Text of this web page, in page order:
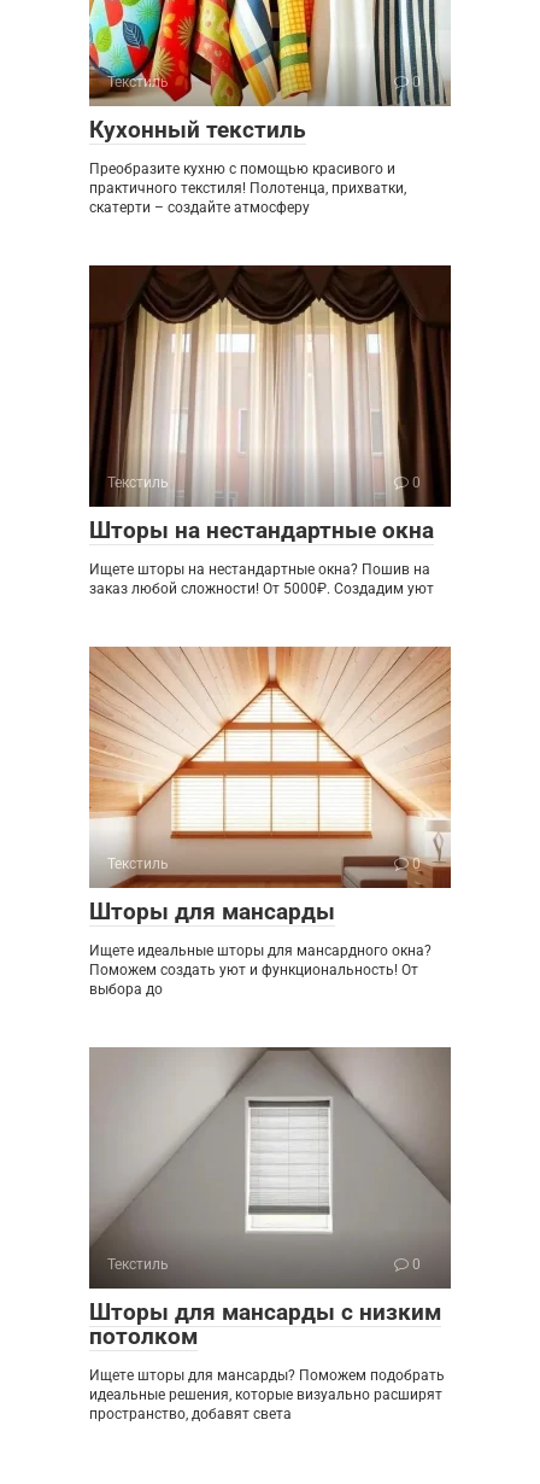
Текстиль 0
Кухонный текстиль
Преобразите кухню с помощью красивого и
практичного текстиля! Полотенца, прихватки,
скатерти – создайте атмосферу
Текстиль 0
Шторы на нестандартные окна
Ищете шторы на нестандартные окна? Пошив на
заказ любой сложности! От 5000₽. Создадим уют
Текстиль 0
Шторы для мансарды
Ищете идеальные шторы для мансардного окна?
Поможем создать уют и функциональность! От
выбора до
Текстиль 0
Шторы для мансарды с низким
потолком
Ищете шторы для мансарды? Поможем подобрать
идеальные решения, которые визуально расширят
пространство, добавят света